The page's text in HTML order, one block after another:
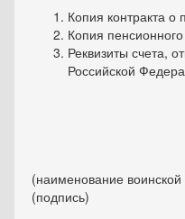
Копия контракта
Копия
Реквизиты счета,
Российской
(наименование
(подпись)